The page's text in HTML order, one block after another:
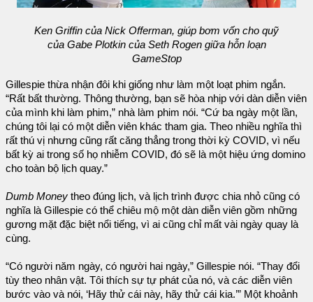
Ken Griffin của Nick Offerman, giúp bơm vốn cho quỹ
của Gabe Plotkin của Seth Rogen giữa hỗn loạn
GameStop
Gillespie thừa nhận đôi khi giống như làm một loạt phim ngắn.
“Rất bất thường. Thông thường, bạn sẽ hòa nhịp với dàn diễn viên
của mình khi làm phim,” nhà làm phim nói. “Cứ ba ngày một lần,
chúng tôi lại có một diễn viên khác tham gia. Theo nhiều nghĩa thì
rất thú vị nhưng cũng rất căng thẳng trong thời kỳ COVID, vì nếu
bất kỳ ai trong số họ nhiễm COVID, đó sẽ là một hiệu ứng domino
cho toàn bộ lịch quay.”
Dumb Money theo đúng lịch, và lịch trình được chia nhỏ cũng có
nghĩa là Gillespie có thể chiêu mộ một dàn diễn viên gồm những
gương mặt đặc biệt nổi tiếng, vì ai cũng chỉ mất vài ngày quay là
cùng.
“Có người năm ngày, có người hai ngày,” Gillespie nói. “Thay đổi
tùy theo nhân vật. Tôi thích sự tự phát của nó, và các diễn viên
bước vào và nói, ‘Hãy thử cái này, hãy thử cái kia.’” Một khoảnh